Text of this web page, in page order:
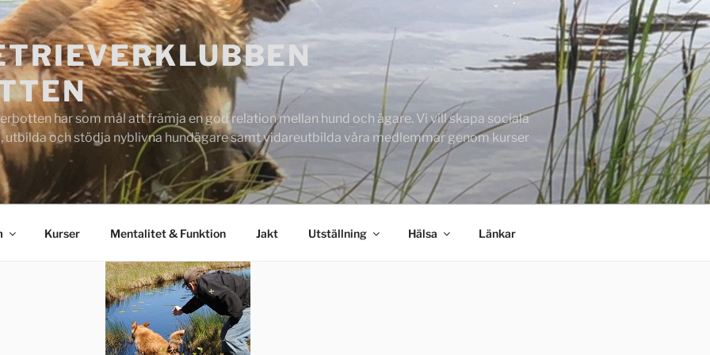
har som mål att främja en god relation mellan hund och ägare. Vi vill skapa sociala
och stödja nyblivna hundägare samt vidareutbilda våra medlemmar genom kurser
Kurser Mentalitet & Funktion Jakt Utställning Hälsa Länkar